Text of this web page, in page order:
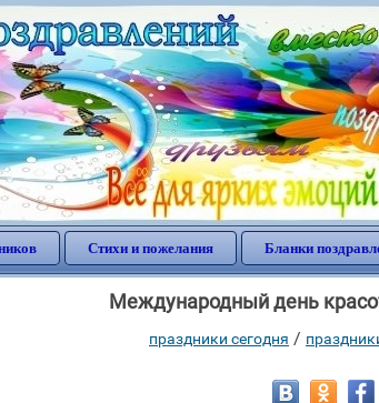
Стихи и пожелания Бланки
Международный день
праздники сегодня /